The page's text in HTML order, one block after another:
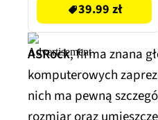
39.99 zł
ASRock, firma znana
komputerowych
nich ma pewną